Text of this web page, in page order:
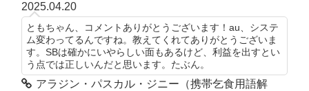
2025.04.20
ともちゃん、コメントありがとうございます！au、システ
ム変わってるんですね。教えてくれてありがとうございま
す。SBは確かにいやらしい面もあるけど、利益を出すとい
う点では正しいんだと思います。たぶん。
アラジン・パスカル・ジニー（携帯乞食用語解